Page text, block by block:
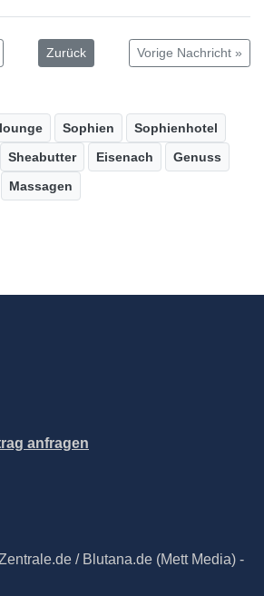
Zurück Vorige Nachricht »
Sophien
Sophienhotel
Sheabutter Eisenach
Genuss
Massagen
anfragen
/ Blutana.de (Mett Media) -